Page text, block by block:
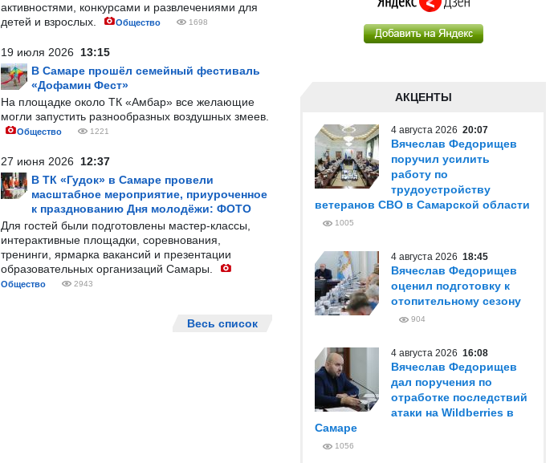
активностями, конкурсами и развлечениями для
детей и взрослых.
Общество 1698
19 июля 2026 13:15
В Самаре прошёл семейный фестиваль
«Дофамин Фест»
На площадке около ТК «Амбар» все желающие
могли запустить разнообразных воздушных змеев.
Общество 1221
27 июня 2026 12:37
В ТК «Гудок» в Самаре провели
масштабное мероприятие, приуроченное
к празднованию Дня молодёжи: ФОТО
Для гостей были подготовлены мастер-классы,
интерактивные площадки, соревнования,
тренинги, ярмарка вакансий и презентации
образовательных организаций Самары.
Общество 2943
Весь список
АКЦЕНТЫ
4 августа 2026 20:07
Вячеслав Федорищев
поручил усилить
работу по
трудоустройству
ветеранов СВО в Самарской области
1005
4 августа 2026 18:45
Вячеслав Федорищев
оценил подготовку к
отопительному сезону
904
4 августа 2026 16:08
Вячеслав Федорищев
дал поручения по
отработке последствий
атаки на Wildberries в
Самаре
1056